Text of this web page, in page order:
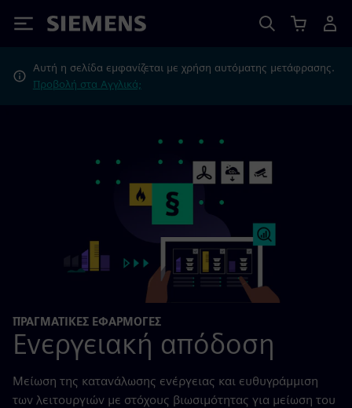
Siemens
Αυτή η σελίδα εμφανίζεται με χρήση αυτόματης μετάφρασης.
Προβολή στα Αγγλικά;
ΠΡΑΓΜΑΤΙΚΕΣ ΕΦΑΡΜΟΓΕΣ
Ενεργειακή απόδοση
Μείωση της κατανάλωσης ενέργειας και ευθυγράμμιση
των λειτουργιών με στόχους βιωσιμότητας για μείωση του